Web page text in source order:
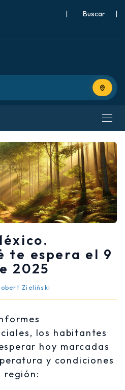
| |
Usa tu
te espera el 9
2025
Zieliński
los habitantes
hoy marcadas
y condiciones
región: